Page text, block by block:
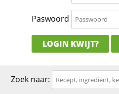
Paswoord
LOGIN KWIJT?
Zoek naar: